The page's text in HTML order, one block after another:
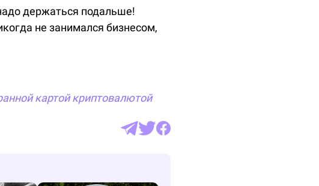
держаться подальше!
не занимался бизнесом,
картой криптовалютой